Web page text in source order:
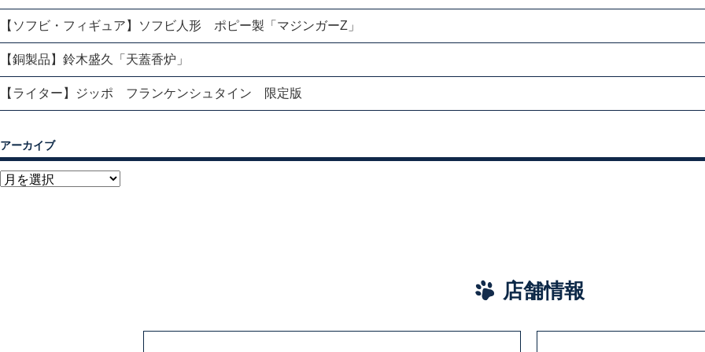
【ソフビ・フィギュア】ソフビ人形 ポピー製「マジンガーZ」
【銅製品】鈴木盛久「天蓋香炉」
【ライター】ジッポ フランケンシュタイン 限定版
アーカイブ
店舗情報